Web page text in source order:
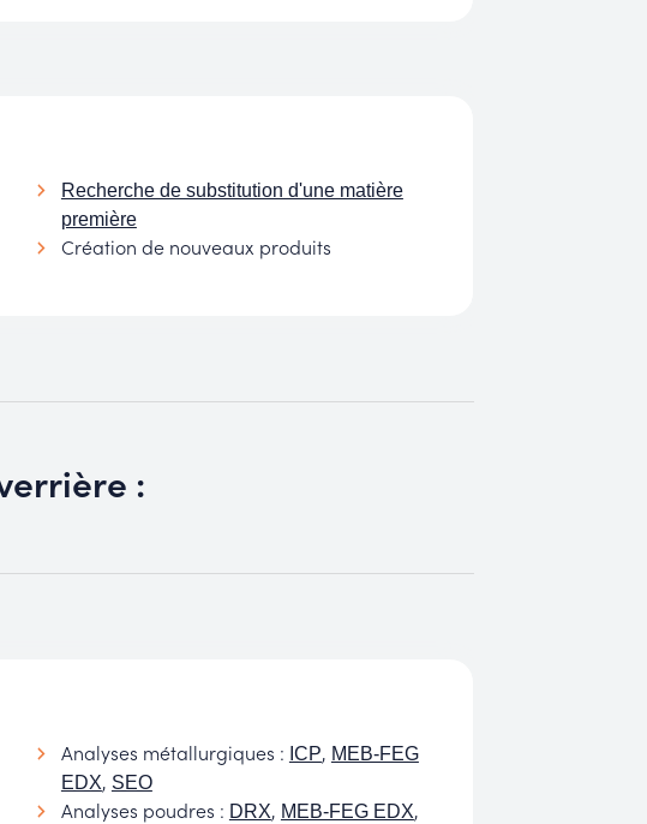
Recherche de substitution d'une matière
première
Création de nouveaux produits
:
Analyses métallurgiques : ICP, MEB-FEG
EDX, SEO
Analyses poudres : DRX, MEB-FEG EDX,